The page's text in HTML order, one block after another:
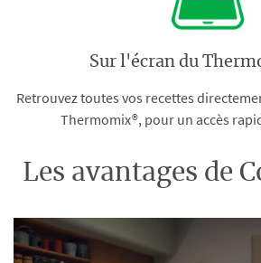
Sur l'écran du
Retrouvez toutes vos recettes
Thermomix®, pour un accès
Les avantages de